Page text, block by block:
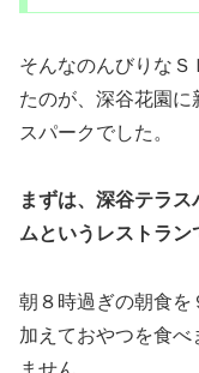
そんなのんびりな
たのが、深谷花園に
スパークでした。
まずは、深谷テラ
ムというレストラン
朝８時過ぎの朝食を
加えておやつを食べ